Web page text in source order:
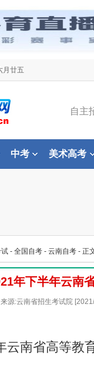
月廿五
自主
中考 美术高考
试 - 全国自考 - 云南自考 - 正
年下半年云南
来源:云南省招生考试院
云南省高等教